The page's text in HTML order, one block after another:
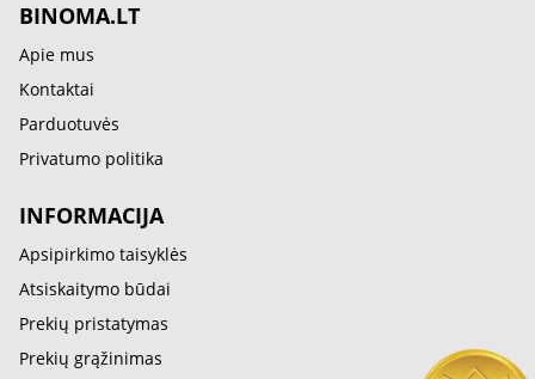
BINOMA.LT
Apie mus
Kontaktai
Parduotuvės
Privatumo politika
INFORMACIJA
Apsipirkimo taisyklės
Atsiskaitymo būdai
Prekių pristatymas
Prekių grąžinimas